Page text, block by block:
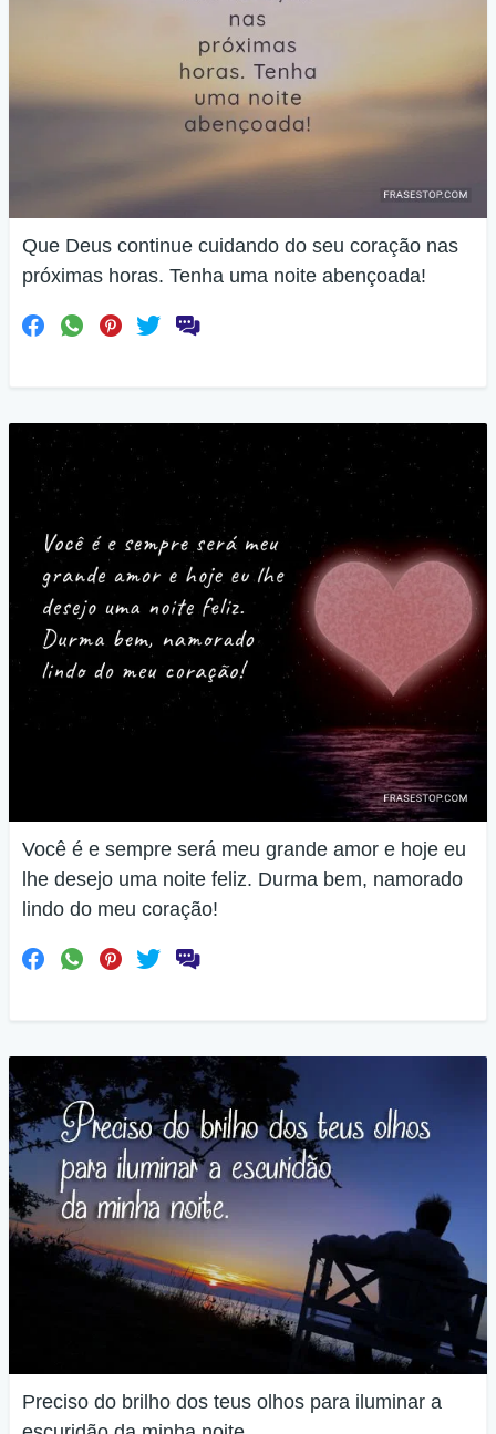
Que Deus continue cuidando do seu coração nas
próximas horas. Tenha uma noite abençoada!
Você é e sempre será meu grande amor e hoje eu
lhe desejo uma noite feliz. Durma bem, namorado
lindo do meu coração!
Preciso do brilho dos teus olhos para iluminar a